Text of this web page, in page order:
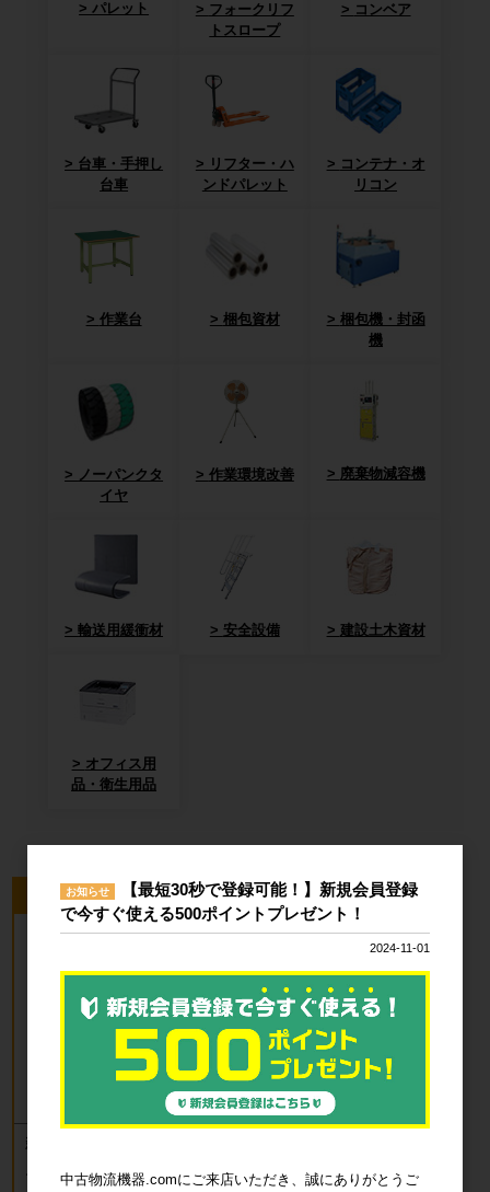
パレット
フォークリフ
トスロープ
コンベア
台車・手押し
台車
リフター・ハ
ンドパレット
コンテナ・オ
リコン
作業台 梱包資材
梱包機・封函
機
ノーパンクタ
イヤ
作業環境改善 廃棄物減容機
輸送用緩衝材 安全設備 建設土木資材
オフィス用
品・衛生用品
今回のピックアップ商品
新品 カゴ台車 ロールボックスパレッ
ブルー
お知らせ
【最短30秒で登録可能！】新規会員登録
で今すぐ使える500ポイントプレゼント！
2024-11-01
中古物流機器.comにご来店いただき、誠にありがとうご